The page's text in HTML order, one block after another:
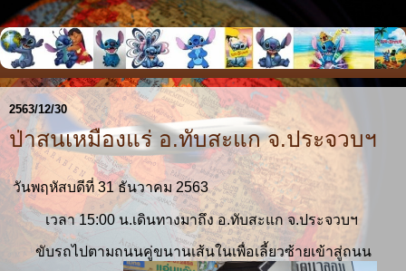
2563/12/30
ป่าสนเหมืองแร่ อ.ทับสะแก จ.ประจวบฯ
วันพฤหัสบดีที่ 31 ธันวาคม 2563
เวลา 15:00 น.เดินทางมาถึง อ.ทับสะแก จ.ประจวบฯ
ขับรถไปตามถนนคู่ขนานเส้นในเพื่อเลี้ยวซ้ายเข้าสู่ถนน